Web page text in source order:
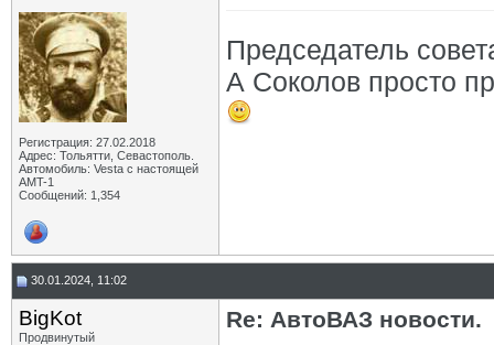
Регистрация: 27.02.2018
Адрес: Тольятти, Севастополь.
Автомобиль: Vesta с настоящей
AMT-1
Сообщений: 1,354
Председатель
А Соколов просто
30.01.2024, 11:02
BigKot
Продвинутый
Re: АвтоВАЗ новости.